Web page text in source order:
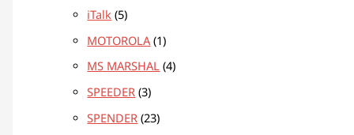
iTalk 5
MOTOROLA 1
MS MARSHAL 4
SPEEDER 3
SPENDER 23